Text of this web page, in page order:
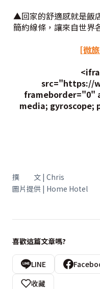
▲回家的舒適感就是飯
簡約線條，讓來自世界
[微
src="https://
frameborder="0"
media;
撰 文 | Chris
圖片提供 | Home Hotel
喜歡這篇文章嗎?
LINE
收藏